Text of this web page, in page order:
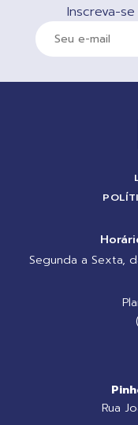
Inscreva-
Segunda a Sexta,
Rua